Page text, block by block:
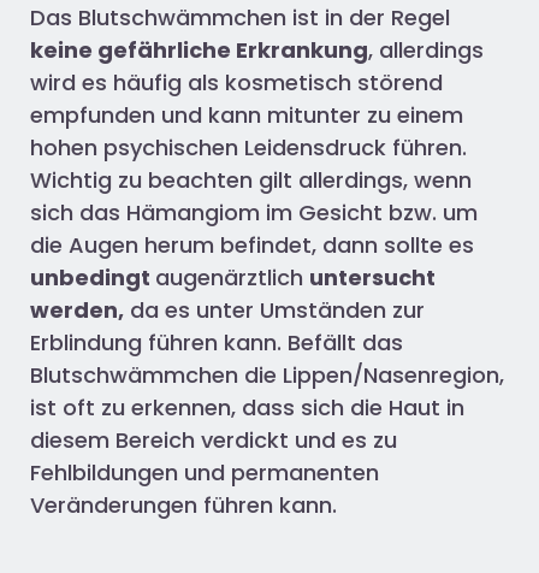
Das Blutschwämmchen ist in der Regel
keine gefährliche Erkrankung, allerdings
wird es häufig als kosmetisch störend
empfunden und kann mitunter zu einem
hohen psychischen Leidensdruck führen.
Wichtig zu beachten gilt allerdings, wenn
sich das Hämangiom im Gesicht bzw. um
die Augen herum befindet, dann sollte es
unbedingt augenärztlich untersucht
werden, da es unter Umständen zur
Erblindung führen kann. Befällt das
Blutschwämmchen die Lippen/Nasenregion,
ist oft zu erkennen, dass sich die Haut in
diesem Bereich verdickt und es zu
Fehlbildungen und permanenten
Veränderungen führen kann.